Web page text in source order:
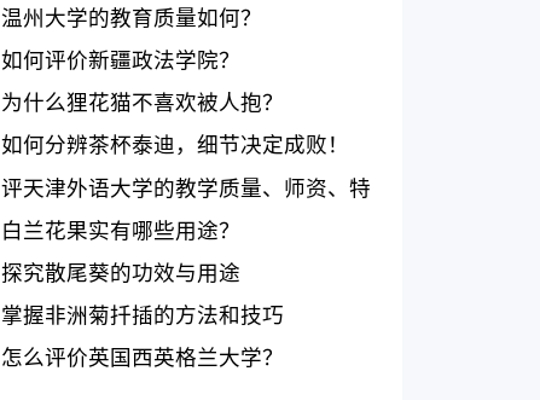
力
温州大学的教育质量如何？
如何评价新疆政法学院？
为什么狸花猫不喜欢被人抱？
如何分辨茶杯泰迪，细节决定成败！
评天津外语大学的教学质量、师资、特
色和学生评价
白兰花果实有哪些用途？
探究散尾葵的功效与用途
掌握非洲菊扦插的方法和技巧
怎么评价英国西英格兰大学？